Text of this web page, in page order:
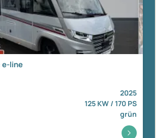
e-line
2025
125 KW / 170 PS
grün